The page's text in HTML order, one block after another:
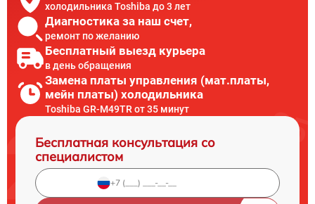
холодильника Toshiba до 3 лет
Диагностика за наш счет,
ремонт по желанию
Бесплатный выезд курьера
в день обращения
Замена платы управления (мат.платы,
мейн платы) холодильника
Toshiba GR-M49TR от 35 минут
Бесплатная консультация со
специалистом